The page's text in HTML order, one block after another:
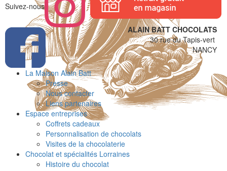
ALAIN BATT CHOCOLATS
30 rue du Tapis-vert
NANCY
Suivez-nous
La Maison Alain Batt
Presse
Nous contacter
Liens partenaires
Espace entreprises
Coffrets cadeaux
Personnalisation de chocolats
Visites de la chocolaterie
Chocolat et spécialités Lorraines
Histoire du chocolat